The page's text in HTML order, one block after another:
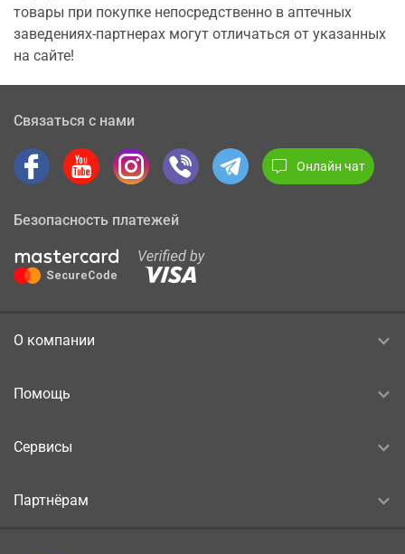
товары при покупке непосредственно в аптечных
заведениях-партнерах могут отличаться от указанных
на сайте!
Связаться с нами
Онлайн чат
Безопасность платежей
О компании
Помощь
Сервисы
Партнёрам